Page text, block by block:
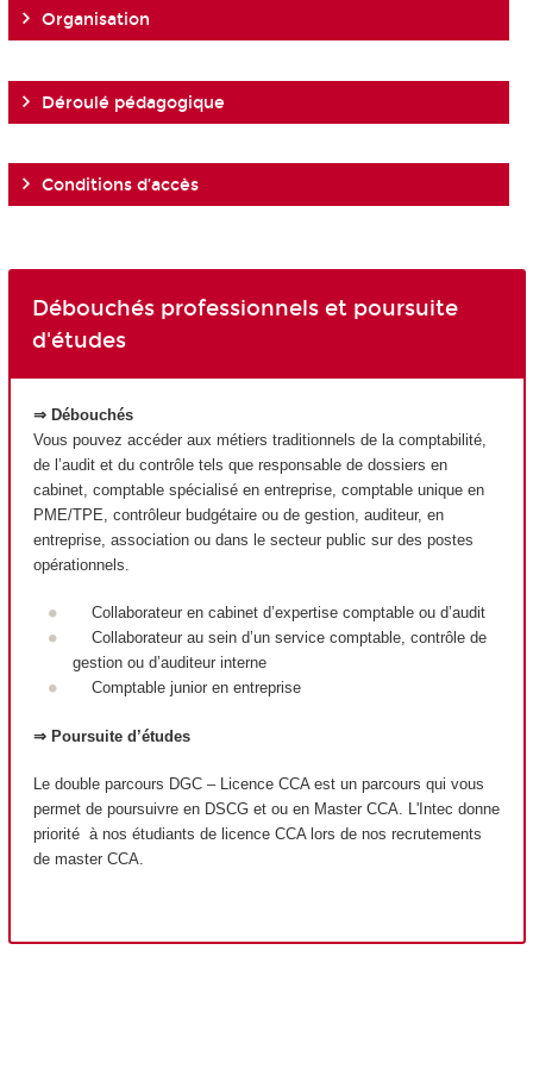
Organisation
Déroulé pédagogique
Conditions d’accès
Débouchés professionnels et poursuite
d'études
⇒ Débouchés
Vous pouvez accéder aux métiers traditionnels de la comptabilité,
de l’audit et du contrôle tels que responsable de dossiers en
cabinet, comptable spécialisé en entreprise, comptable unique en
PME/TPE, contrôleur budgétaire ou de gestion, auditeur, en
entreprise, association ou dans le secteur public sur des postes
opérationnels.
Collaborateur en cabinet d’expertise comptable ou d’audit
Collaborateur au sein d’un service comptable, contrôle de
gestion ou d’auditeur interne
Comptable junior en entreprise
⇒ Poursuite d’études
Le double parcours DGC – Licence CCA est un parcours qui vous
permet de poursuivre en DSCG et ou en Master CCA. L'Intec donne
priorité à nos étudiants de licence CCA lors de nos recrutements
de master CCA.